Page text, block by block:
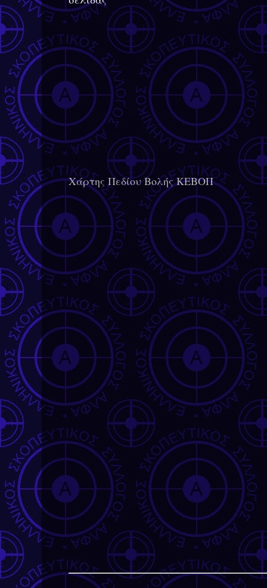
Χάρτης Πεδίου Βολής ΚΕΒΟΠ